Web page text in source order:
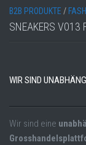
B2B PRODUKTE /
SNEAKERS V013
WIR SIND
Wir sind eine